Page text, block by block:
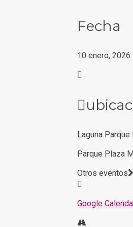
Fecha
10 enero, 2026
Laguna
Parque Plaza
Otros eventos
Google